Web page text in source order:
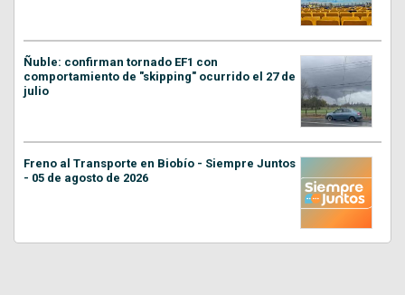
Ñuble: confirman tornado EF1 con
comportamiento de "skipping" ocurrido el 27 de
julio
Freno al Transporte en Biobío - Siempre Juntos
- 05 de agosto de 2026